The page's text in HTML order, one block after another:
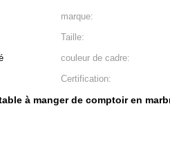
marque:
Taille:
couleur de cadre:
Certification:
à manger de comptoir en